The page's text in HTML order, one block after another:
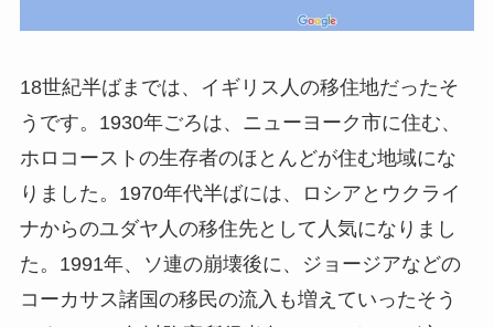
18世紀半ばまでは、イギリス人の移住地だったそ
うです。1930年ごろは、ニューヨーク市に住む、
ホロコーストの生存者のほとんどが住む地域にな
りました。1970年代半ばには、ロシアとウクライ
ナからのユダヤ人の移住先として人気になりまし
た。1991年、ソ連の崩壊後に、ジョージアなどの
コーカサス諸国の移民の流入も増えていったそう